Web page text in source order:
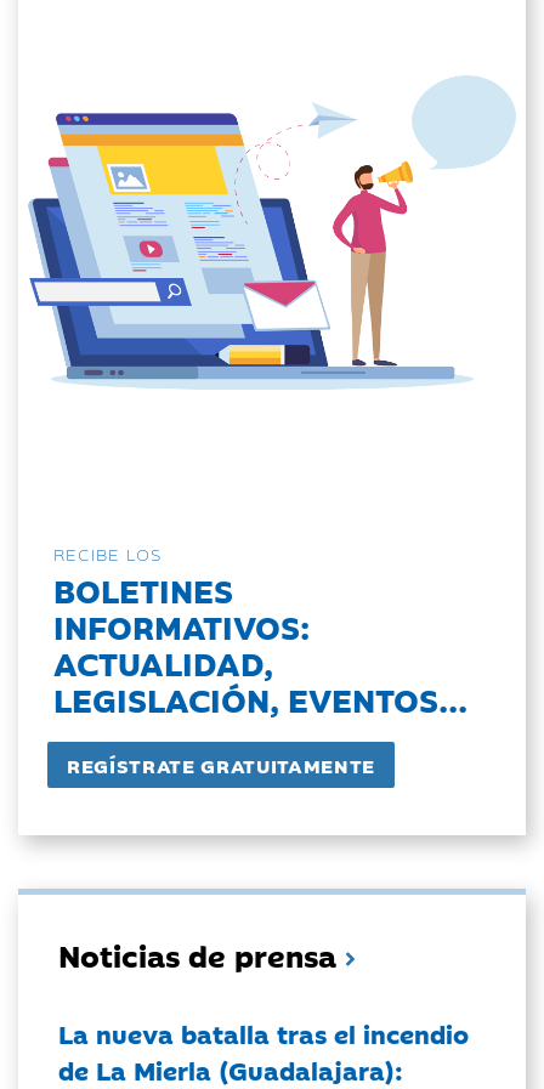
RECIBE LOS
BOLETINES
INFORMATIVOS:
ACTUALIDAD,
LEGISLACIÓN, EVENTOS...
Noticias de prensa
La nueva batalla tras el incendio
de La Mierla (Guadalajara):